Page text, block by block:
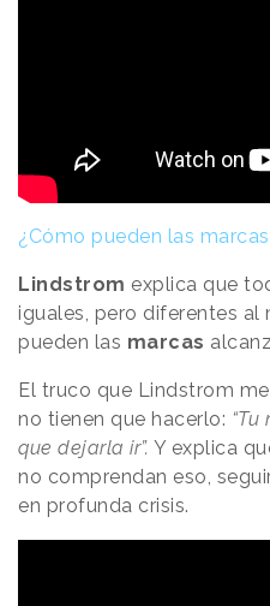
¿Cómo pueden las
Lindstrom explica que
iguales, pero diferentes al
pueden las marcas
El truco que Lindstrom
no tienen que hacerlo:
que dejarla ir”. Y explica
no comprendan eso,
en profunda crisis.